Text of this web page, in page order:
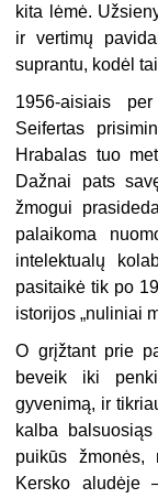
kita lėmė.
ir vertimų
suprantu, kodėl
1956-aisiais
Seifertas
Hrabalas tuo
Dažnai pats
žmogui
palaikoma
intelektualų
pasitaikė tik po
istorijos „nuliniai
O grįžtant prie
beveik iki
gyvenimą, ir
kalba
puikūs žmonės,
Kersko aludėje